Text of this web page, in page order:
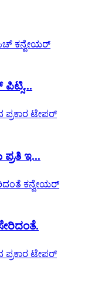
ಪಿಟ್ಸಿ...
ಇ...